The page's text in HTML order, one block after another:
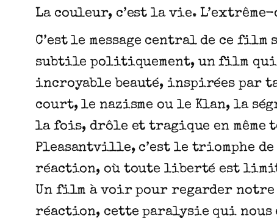
La couleur, c’est la vie.
C’est le message central de ce
subtile politiquement, un film qui
incroyable beauté, inspirées par
court, le nazisme ou le Klan, la
la fois, drôle et tragique en même
Pleasantville, c’est le triomphe
réaction, où toute liberté est
Un film à voir pour regarder notre
réaction, cette paralysie qui nous